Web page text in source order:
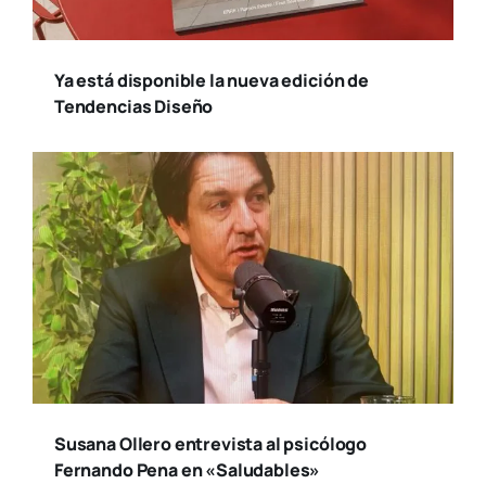
Ya está disponible la nueva edición de
Tendencias Diseño
Susana Ollero entrevista al psicólogo
Fernando Pena en «Saludables»